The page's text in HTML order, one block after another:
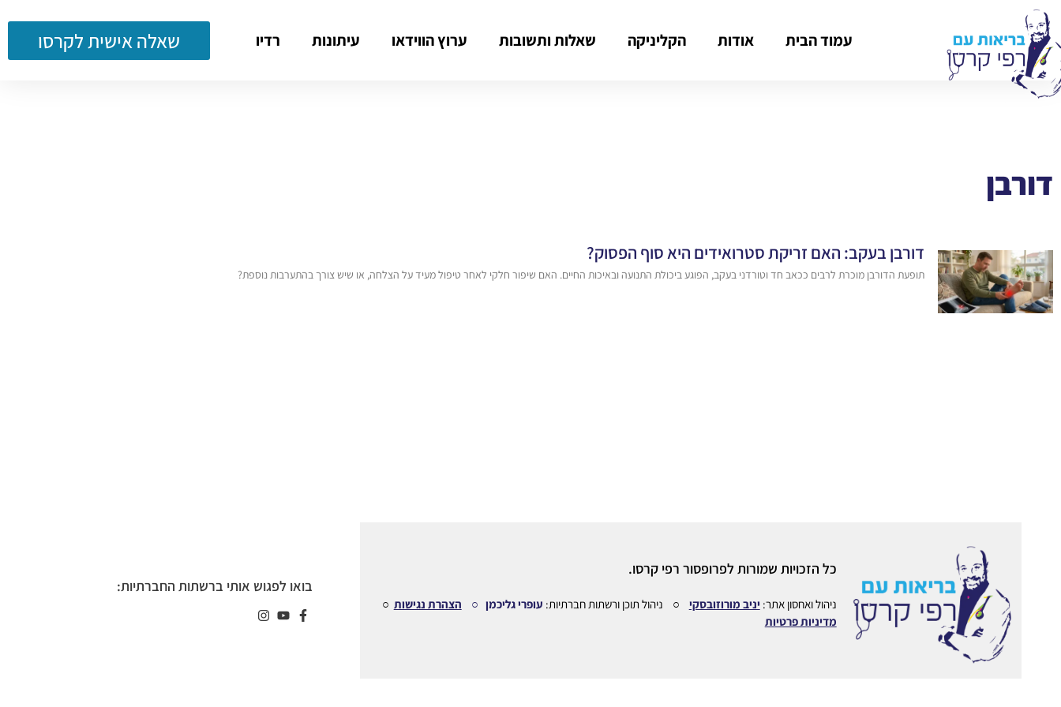
עמוד הבית אודות הקליניקה שאלות ותשובות ערוץ הווידאו עיתונות רדיו שאלה אישית לקרסו
דורבן
דורבן בעקב: האם זריקת סטרואידים היא סוף הפסוק?
תופעת הדורבן מוכרת לרבים ככאב חד וטורדני בעקב, הפוגע ביכולת התנועה ובאיכות החיים. האם שיפור חלקי לאחר טיפול מעיד על הצלחה, או שיש צורך בהתערבות נוספת?
כל הזכויות שמורות לפרופסור רפי קרסו.
ניהול ואחסון אתר: יניב מורוזובסקי ○ ניהול תוכן ורשתות חברתיות: עופרי גליכמן ○ הצהרת נגישות ○
מדיניות פרטיות
בואו לפגוש אותי ברשתות החברתיות: